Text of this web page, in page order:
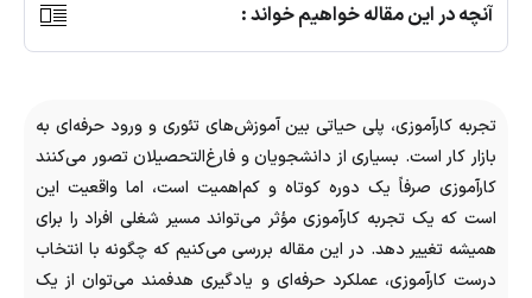
آنچه در این مقاله خواهیم خواند :
تجربه کارآموزی، پلی حیاتی بین آموزش‌های تئوری و ورود حرفه‌ای به
بازار کار است. بسیاری از دانشجویان و فارغ‌التحصیلان تصور می‌کنند
کارآموزی صرفاً یک دوره کوتاه و کم‌اهمیت است، اما واقعیت این
است که یک تجربه کارآموزی مؤثر می‌تواند مسیر شغلی افراد را برای
همیشه تغییر دهد. در این مقاله بررسی می‌کنیم که چگونه با انتخاب
درست کارآموزی، عملکرد حرفه‌ای و یادگیری هدفمند می‌توان از یک